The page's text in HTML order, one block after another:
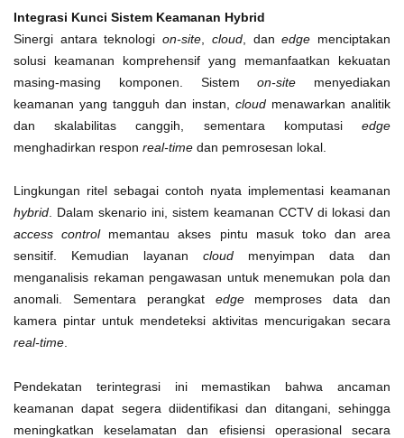
Integrasi Kunci Sistem Keamanan Hybrid
Sinergi antara teknologion-site cloud, danedge menciptakan
solusi keamanan komprehensif yang memanfaatkan kekuatan
masing-masing komponen. Sistemon-site menyediakan
keamanan yang tangguh dan instan, cloud menawarkan analitik
dan skalabilitas canggih, sementara komputasi edge
menghadirkan respon real-time dan pemrosesan lokal.
Lingkungan ritel sebagai contoh nyata implementasi keamanan
hybrid. Dalam skenario ini, sistem keamanan CCTV di lokasi dan
access controlmemantau akses pintu masuk toko dan area
sensitif. Kemudian layanan cloud menyimpan data dan
menganalisis rekaman pengawasan untuk menemukan pola dan
anomali. Sementara perangkat edgememproses data dan
kamera pintar untuk mendeteksi aktivitas mencurigakan secara
real-time.
Pendekatan terintegrasi ini memastikan bahwa ancaman
keamanan dapat segera diidentifikasi dan ditangani, sehingga
meningkatkan keselamatan dan efisiensi operasional secara